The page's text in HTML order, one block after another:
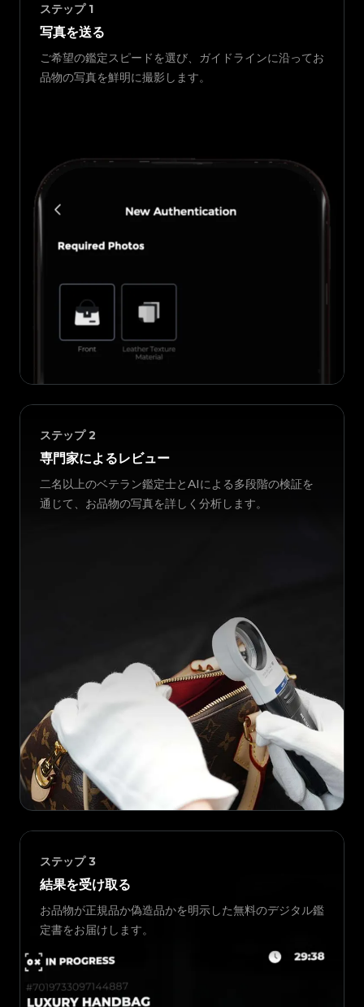
ステップ 1
写真を送る
ご希望の鑑定スピードを選び、ガイドラインに沿ってお
品物の写真を鮮明に撮影します。
ステップ 2
専門家によるレビュー
二名以上のベテラン鑑定士とAIによる多段階の検証を
通じて、お品物の写真を詳しく分析します。
ステップ 3
結果を受け取る
お品物が正規品か偽造品かを明示した無料のデジタル鑑
定書をお届けします。